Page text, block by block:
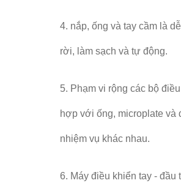
4. nắp, ống và tay cầm là
rời, làm sạch và tự động.
5. Phạm vi rộng các bộ
hợp với ống, microplate và
nhiệm vụ khác nhau.
6. Máy điều khiển tay - đầu